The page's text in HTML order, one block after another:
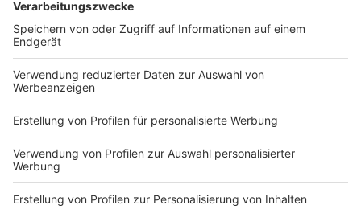
DEINE GEMERKTEN ARTIKEL
Du hast dir noch keine Artikel gemerkt
Markiere sie hierfür mit einem